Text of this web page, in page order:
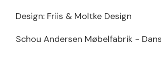
Design: Friis & Moltke Design
Schou Andersen Møbelfabrik -